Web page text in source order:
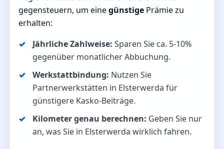
gegensteuern, um einegünstige Prämie zu
erhalten:
Jährliche Zahlweise: Sparen Sie ca. 5-10%
gegenüber monatlicher Abbuchung.
Werkstattbindung: Nutzen Sie
Partnerwerkstätten in Elsterwerda für
günstigere Kasko-Beiträge.
Kilometer genau berechnen: Geben Sie nur
an, was Sie in Elsterwerda wirklich fahren.